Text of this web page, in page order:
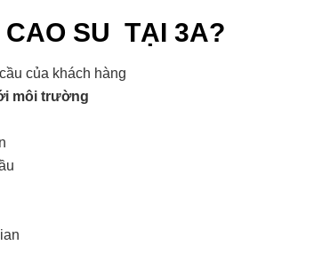
CAO SU TẠI 3A?
của khách hàng
môi trường